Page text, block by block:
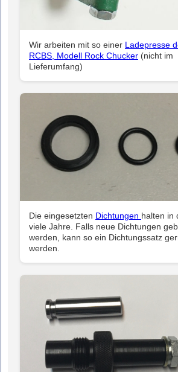
Wir arbeiten mit so einer Ladepresse
RCBS, Modell Rock Chucker (nicht im
Lieferumfang)
Die eingesetzten Dichtungen halten in
viele Jahre. Falls neue Dichtungen
werden, kann so ein Dichtungssatz
werden.